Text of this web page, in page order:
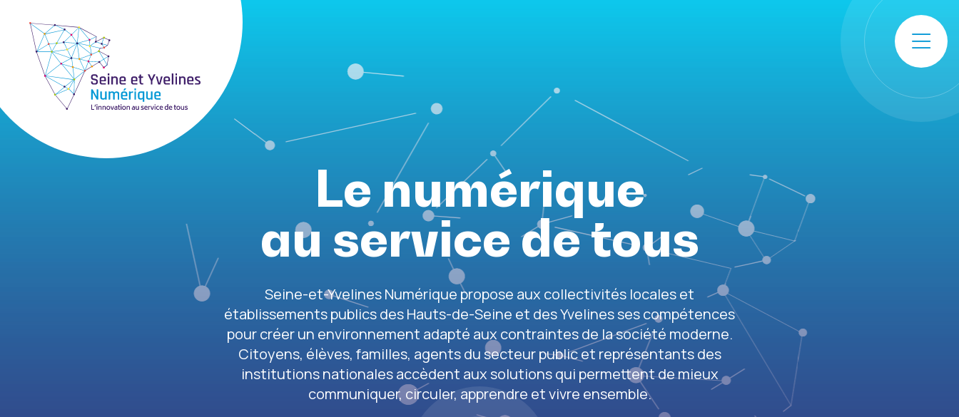
Le numérique
au service de tous
Seine-et-Yvelines Numérique propose aux collectivités locales et
établissements publics des Hauts-de-Seine et des Yvelines ses compétences
pour créer un environnement adapté aux contraintes de la société moderne.
Citoyens, élèves, familles, agents du secteur public et représentants des
institutions nationales accèdent aux solutions qui permettent de mieux
communiquer, circuler, apprendre et vivre ensemble.